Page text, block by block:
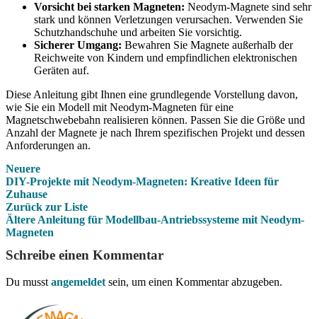
Vorsicht bei starken Magneten: Neodym-Magnete sind sehr
stark und können Verletzungen verursachen. Verwenden Sie
Schutzhandschuhe und arbeiten Sie vorsichtig.
Sicherer Umgang: Bewahren Sie Magnete außerhalb der
Reichweite von Kindern und empfindlichen elektronischen
Geräten auf.
Diese Anleitung gibt Ihnen eine grundlegende Vorstellung davon,
wie Sie ein Modell mit Neodym-Magneten für eine
Magnetschwebebahn realisieren können. Passen Sie die Größe und
Anzahl der Magnete je nach Ihrem spezifischen Projekt und dessen
Anforderungen an.
Neuere
DIY-Projekte mit Neodym-Magneten: Kreative Ideen für
Zuhause
Zurück zur Liste
Ältere Anleitung für Modellbau-Antriebssysteme mit Neodym-
Magneten
Schreibe einen Kommentar
Du musst angemeldet sein, um einen Kommentar abzugeben.